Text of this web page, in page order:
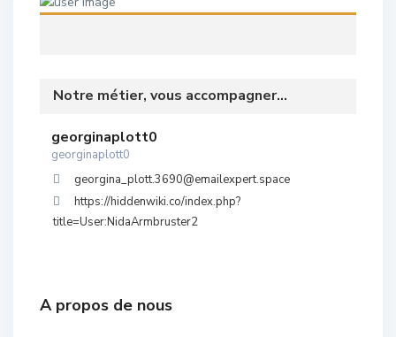
Notre métier, vous accompagner...
georginaplott0
georginaplott0
georgina_plott.3690@emailexpert.space
https://hiddenwiki.co/index.php?
title=User:NidaArmbruster2
A propos de nous